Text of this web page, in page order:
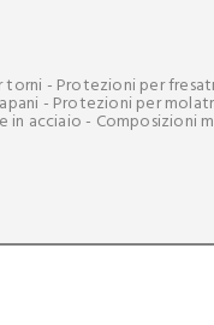
- Protezioni per
- Protezioni per
acciaio - Composizioni